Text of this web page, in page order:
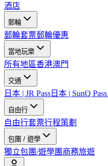
酒店
郵輪
郵輪套票郵輪優惠
當地玩樂
所有地區香港澳門
交通
日本 | JR Pass 日本 | SunQ Pass
自由行
自由行套票行程策劃
包團 / 遊學
獨立包團/遊學團 商務旅遊